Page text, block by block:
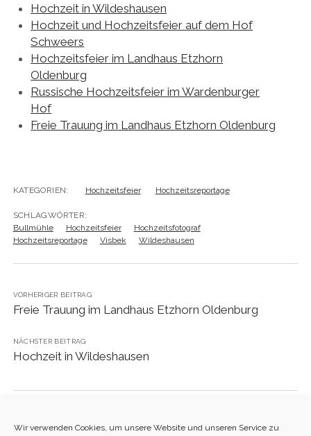
Wir verwenden Cookies, um unsere Website und unseren Service zu
Hochzeit in Wildeshausen
Hochzeit und Hochzeitsfeier auf dem Hof
Schweers
Hochzeitsfeier im Landhaus Etzhorn
Oldenburg
Russische Hochzeitsfeier im Wardenburger
Hof
Freie Trauung im Landhaus Etzhorn Oldenburg
KATEGORIEN: Hochzeitsfeier Hochzeitsreportage
SCHLAGWÖRTER:
Bullmühle
Hochzeitsfeier
Hochzeitsfotograf
Hochzeitsreportage
Visbek Wildeshausen
VORHERIGER BEITRAG
Freie Trauung im Landhaus Etzhorn Oldenburg
NÄCHSTER BEITRAG
Hochzeit in Wildeshausen
Kommentare sind geschlossen, aberTrackbacksund